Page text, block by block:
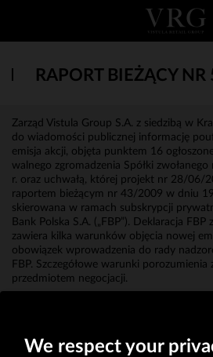
RAPORT BIEŻĄCY
Zarząd Vistula Group S.A. z siedzibą w
do wiadomości publicznej informację
emisja akcji, objęta punktem 16
walnego zgromadzenia Spółki
r. oraz uchwałą, której projekt nr 28/06/
raportem bieżącym nr 43/2009 w dniu
skierowana w ramach subskrypcji
Bank Polska S.A. („FBP”). Deklaracja
zawiera kilka warunków objęcia nowej
obowiązek wprowadzenia do rady
FBP. Szczegółowe warunki porozumienia
przedmiotem negocjacji.
We respect your